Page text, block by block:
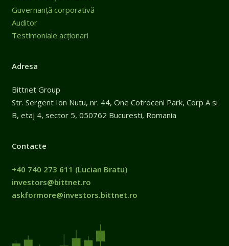
Guvernanță corporativă
Auditor
Testimoniale acționari
Adresa
Bittnet Group
Str. Sergent Ion Nutu, nr. 44, One Cotroceni Park, Corp A si
B, etaj 4, sector 5, 050762 Bucuresti, Romania
Contacte
+40 740 273 611 (Lucian Bratu)
investors@bittnet.ro
askformore@investors.bittnet.ro